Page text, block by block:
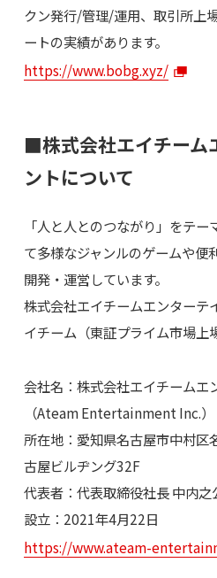
クン発行/管理/運用、取引所上
ートの実績があります。
https://www.bobg.xyz/
■株式会社エイチーム
ントについて
「人と人とのつながり」をテ
て多様なジャンルのゲームや便
開発・運営しています。
株式会社エイチームエンターテ
イチーム（東証プライム市場上
会社名：株式会社エイチームエ
（Ateam Entertainment Inc.）
所在地：愛知県名古屋市中村区
古屋ビルヂング32F
代表者：代表取締役社長 中内之
設立：2021年4月22日
https://www.ateam-